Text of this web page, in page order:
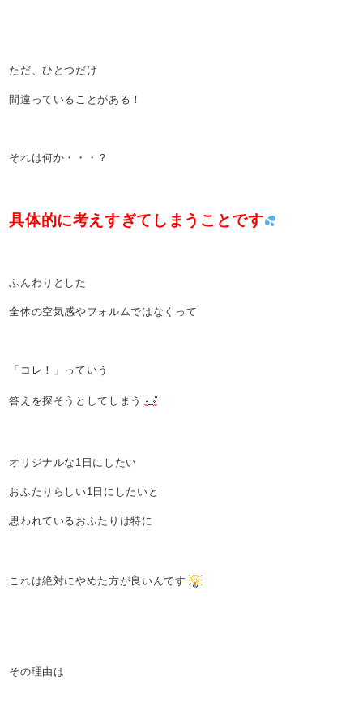
ただ、ひとつだけ
間違っていることがある！
それは何か・・・？
具体的に考えすぎてしまうことです
ふんわりとした
全体の空気感やフォルムではなくって
「コレ！」っていう
答えを探そうとしてしまう
オリジナルな1日にしたい
おふたりらしい1日にしたいと
思われているおふたりは特に
これは絶対にやめた方が良いんです
その理由は